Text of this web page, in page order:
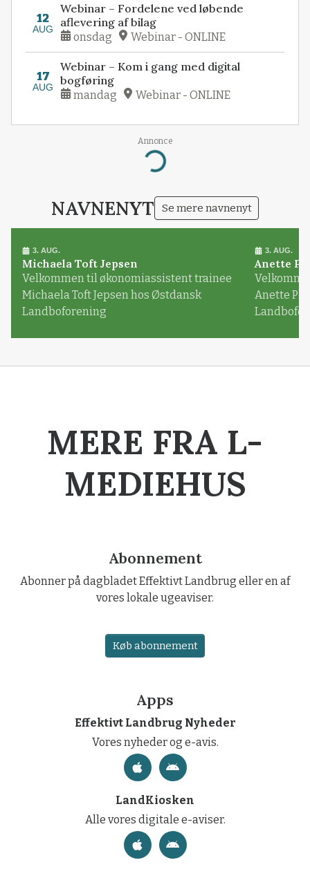
12
AUG
Webinar – Fordelene ved løbende
aflevering af bilag
onsdag Webinar - ONLINE
17
AUG
Webinar – Kom i gang med digital
bogføring
mandag Webinar - ONLINE
Annonce
Loading...
NAVNENYT Se mere navnenyt
3. AUG.
Michaela Toft Jepsen
Velkommen til økonomiassistent trainee
Michaela Toft Jepsen hos Østdansk
Landboforening
3. AUG.
Anette
Anette
MERE FRA L-
MEDIEHUS
Abonnement
Abonner på dagbladet Effektivt Landbrug eller en af
vores lokale ugeaviser.
Køb abonnement
Apps
Effektivt Landbrug Nyheder
Vores nyheder og e-avis.
LandKiosken
Alle vores digitale e-aviser.